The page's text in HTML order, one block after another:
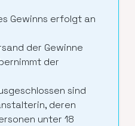
Gewinns erfolgt an
der Gewinne
der
sind
deren
unter 18